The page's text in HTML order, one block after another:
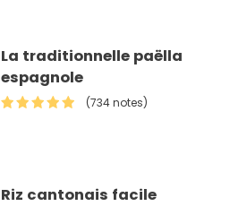
La traditionnelle paëlla
espagnole
(734 notes)
Riz cantonais facile